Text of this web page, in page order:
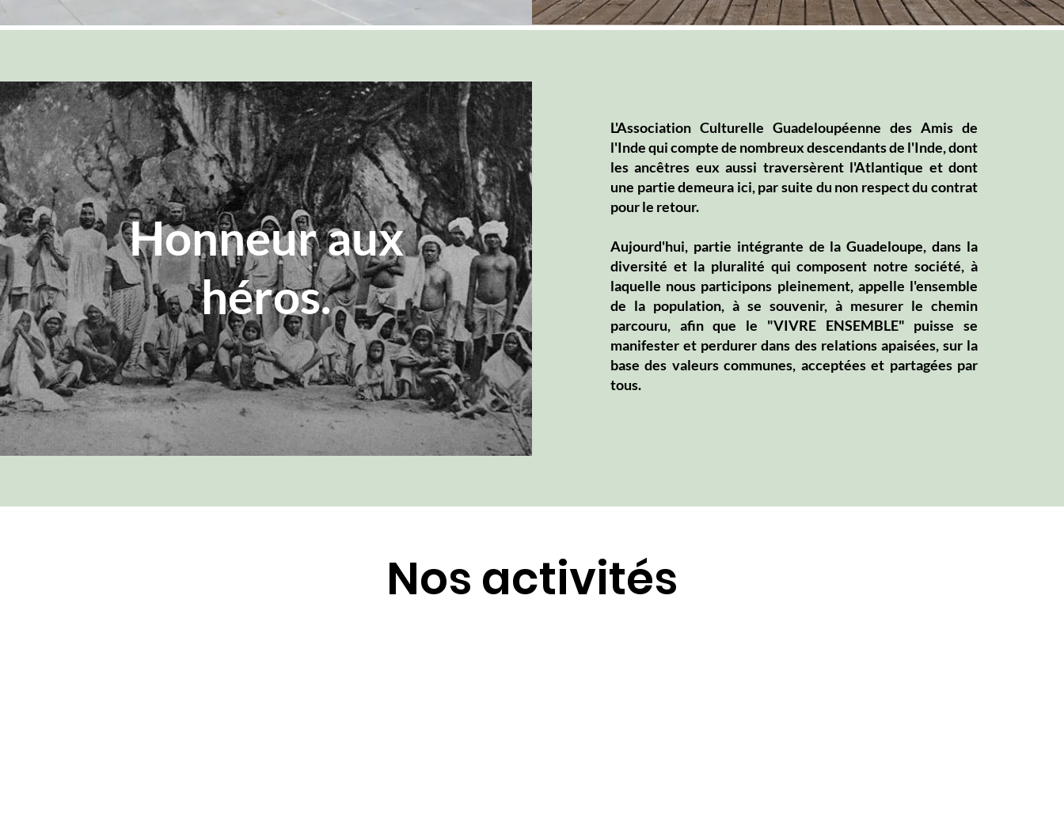
Honneur aux
héros.
L'Association Culturelle Guadeloupéenne des Amis de
l'Inde qui compte de nombreux descendants de l'Inde, dont
les ancêtres eux aussi traversèrent l'Atlantique et dont
une partie demeura ici, par suite du non respect du contrat
pour le retour.
Aujourd'hui, partie intégrante de la Guadeloupe, dans la
diversité et la pluralité qui composent notre société, à
laquelle nous participons pleinement, appelle l'ensemble
de la population, à se souvenir, à mesurer le chemin
parcouru, afin que le "VIVRE ENSEMBLE" puisse se
manifester et perdurer dans des relations apaisées, sur la
base des valeurs communes, acceptées et partagées par
tous.
Nos activités